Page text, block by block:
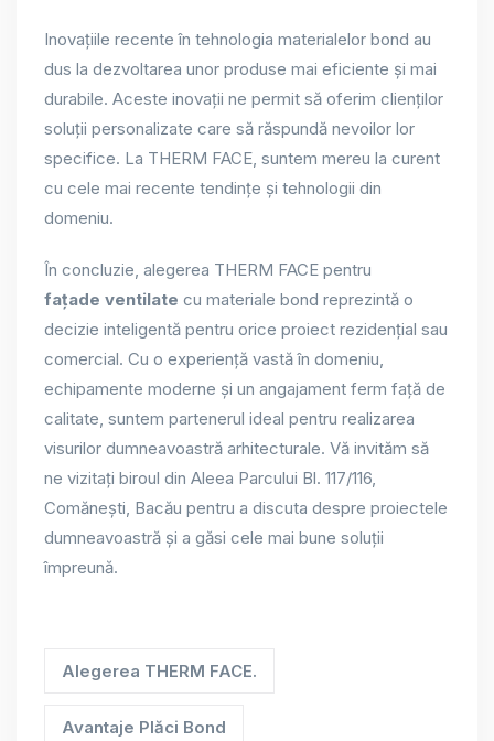
Inovațiile recente în tehnologia materialelor bond au
dus la dezvoltarea unor produse mai eficiente și mai
durabile. Aceste inovații ne permit să oferim clienților
soluții personalizate care să răspundă nevoilor lor
specifice. La THERM FACE, suntem mereu la curent
cu cele mai recente tendințe și tehnologii din
domeniu.
În concluzie, alegerea THERM FACE pentru
fațade ventilate cu materiale bond reprezintă o
decizie inteligentă pentru orice proiect rezidențial sau
comercial. Cu o experiență vastă în domeniu,
echipamente moderne și un angajament ferm față de
calitate, suntem partenerul ideal pentru realizarea
visurilor dumneavoastră arhitecturale. Vă invităm să
ne vizitați biroul din Aleea Parcului Bl. 117/116,
Comănești, Bacău pentru a discuta despre proiectele
dumneavoastră și a găsi cele mai bune soluții
împreună.
Alegerea THERM FACE.
Avantaje Plăci Bond